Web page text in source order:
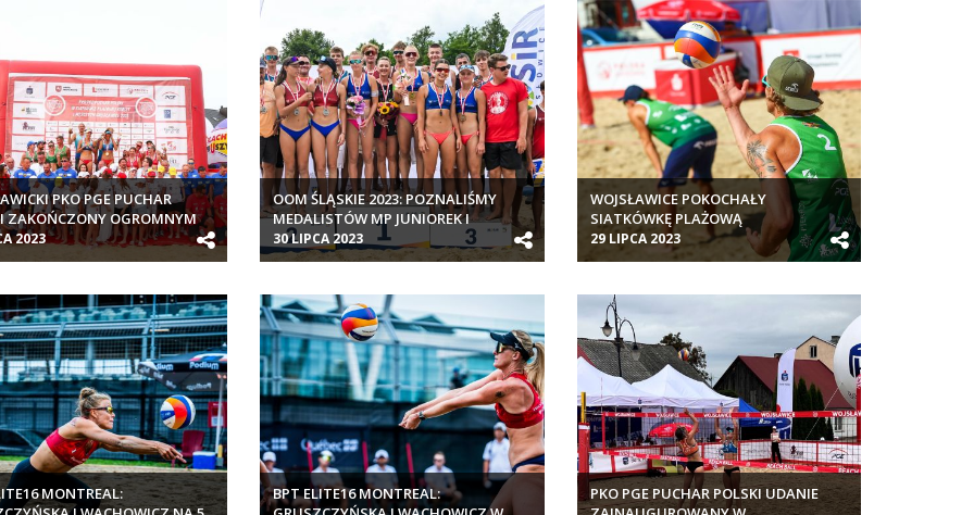
PKO PGE PUCHAR
ZAKOŃCZONY OGROMNYM
2023
OOM ŚLĄSKIE 2023: POZNALIŚMY
MEDALISTÓW MP JUNIOREK I
JUNIORÓW MŁODSZYCH
30 LIPCA 2023
WOJSŁAWICE POKOCHAŁY
SIATKÓWKĘ PLAŻOWĄ
29 LIPCA 2023
MONTREAL:
BPT ELITE16 MONTREAL:
PKO PGE PUCHAR POLSKI UDANIE